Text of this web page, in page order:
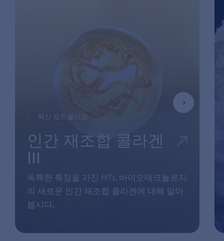
혁신 포트폴리오
인간 재조합 콜라겐
III
독특한 특징을 가진 HTL 바이오테크놀로지
의 새로운 인간 재조합 콜라겐에 대해 알아
봅시다.